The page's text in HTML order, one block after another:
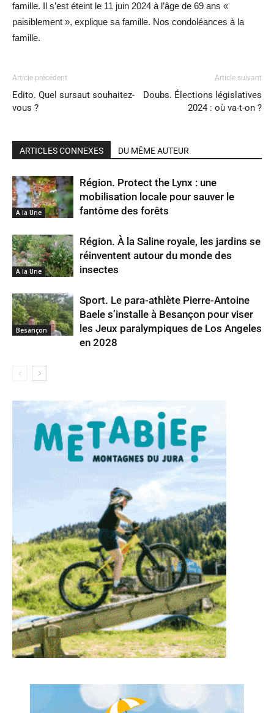
famille. Il s’est éteint le 11 juin 2024 à l’âge de 69 ans «
paisiblement », explique sa famille. Nos condoléances à la
famille.
Article précédent
Edito. Quel sursaut souhaitez-
vous ?
Article suivant
Doubs. Élections législatives
2024 : où va-t-on ?
ARTICLES CONNEXES DU MÊME AUTEUR
A la Une
Région. Protect the Lynx : une
mobilisation locale pour sauver le
fantôme des forêts
A la Une
Région. À la Saline royale, les jardins se
réinventent autour du monde des
insectes
Besançon
Sport. Le para-athlète Pierre-Antoine
Baele s’installe à Besançon pour viser
les Jeux paralympiques de Los Angeles
en 2028